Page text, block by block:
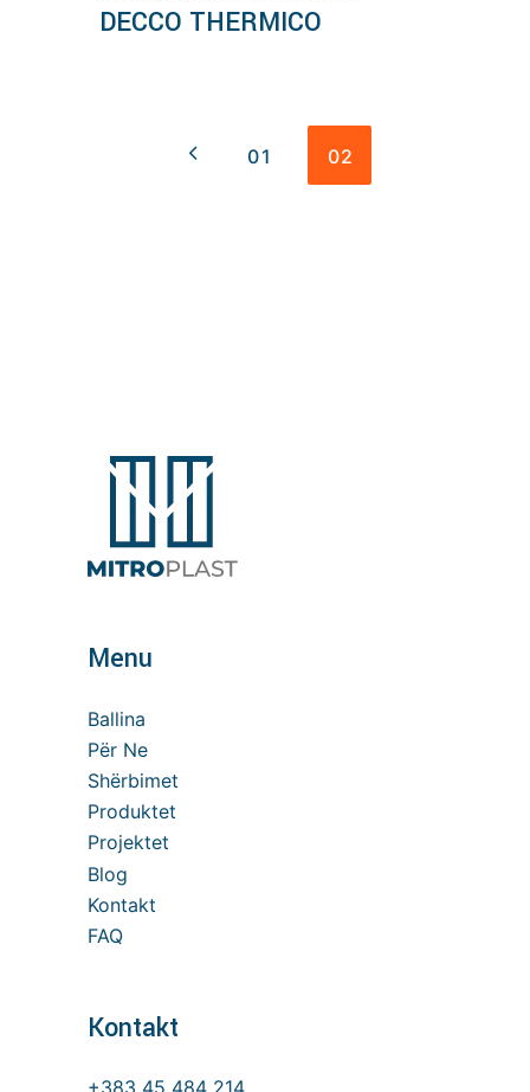
DECCO THERMICO
01 02
Menu
Ballina
Për Ne
Shërbimet
Produktet
Projektet
Blog
Kontakt
FAQ
Kontakt
+383 45 484 214